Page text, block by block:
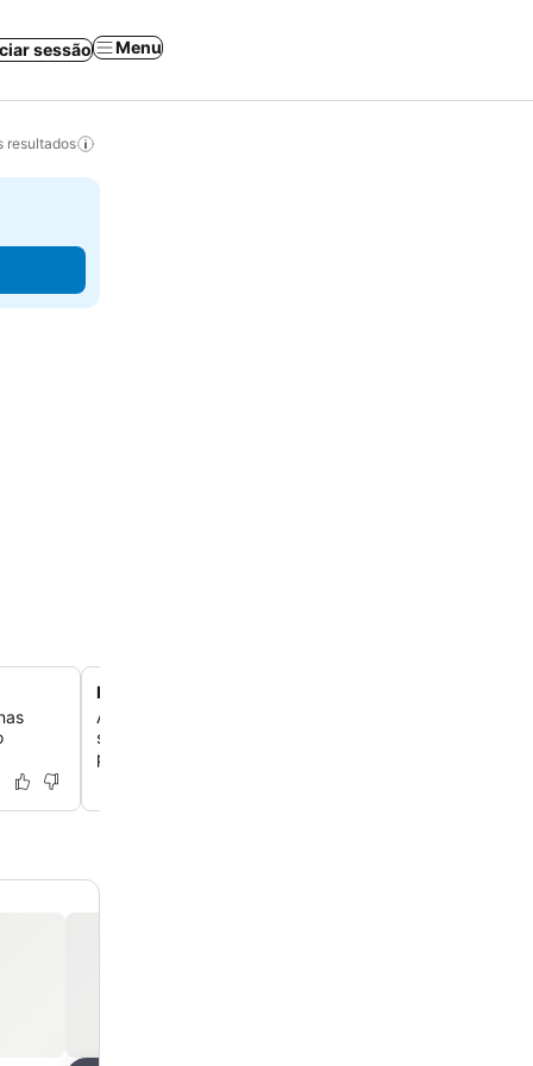
sessão Menu
resultados
Estacionamento seguro no local
Aproveite as convenientes e seguras instalações de
subterrâneo disponíveis para os hóspedes, oferecendo
para quem viaja de carro.